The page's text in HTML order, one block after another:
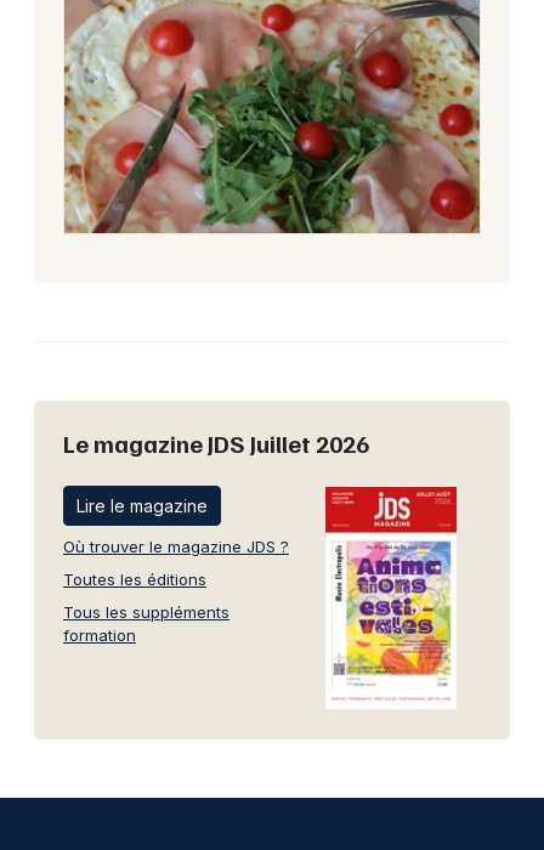
Le magazine JDS Juillet 2026
Lire le magazine
Où trouver le magazine JDS ?
Toutes les éditions
Tous les suppléments
formation